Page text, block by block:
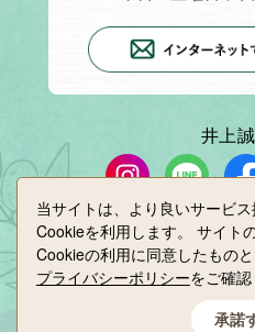
井上
小豆島せと
当サイトは、より良いサービ
Cookieを利用します。
サイト
Cookieの利用に同意したもの
プライバシーポリシーをご確認
承諾